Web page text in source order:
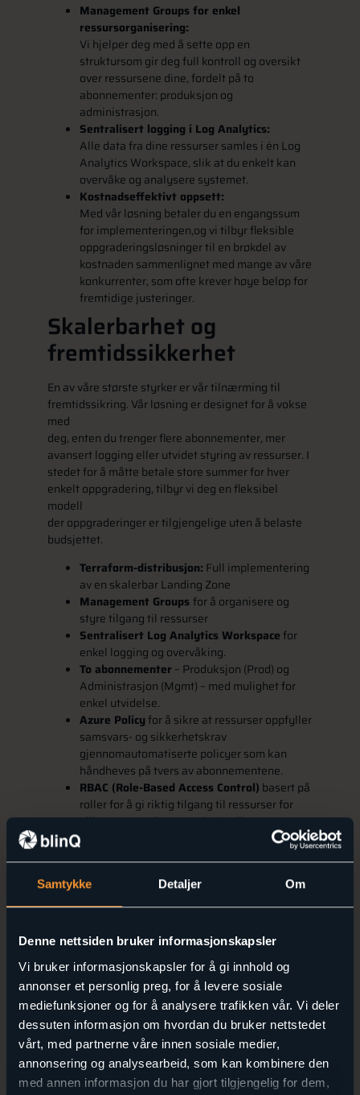
Samtykke Detaljer Om
Denne nettsiden bruker informasjonskapsler
Vi bruker informasjonskapsler for å gi innhold og
annonser et personlig preg, for å levere sosiale
mediefunksjoner og for å analysere trafikken vår. Vi deler
dessuten informasjon om hvordan du bruker nettstedet
vårt, med partnerne våre innen sosiale medier,
annonsering og analysearbeid, som kan kombinere den
med annen informasjon du har gjort tilgjengelig for dem,
Management Groups for enkel
ressursorganisering:
Vi hjelper deg med å sette opp en
struktursom gir deg full kontroll og oversikt
over ressursene dine, fordelt på to
abonnementer: produksjon og
administrasjon.
Sentralisert logging i Log Analytics:
Alle data fra dine ressurser samles i én Log
Analytics Workspace, slik at du enkelt kan
overvåke og analysere systemet.
Kostnadseffektivt oppsett:
Med vår løsning betaler du en engangssum
for implementeringen,og vi tilbyr fleksible
oppgraderingsløsninger til en brøkdel av
kostnaden sammenlignet med mange av våre
konkurrenter, som ofte krever høye beløp for
fremtidige justeringer.
Skalerbarhet og
fremtidssikkerhet
En av våre største styrker er vår tilnærming til
fremtidssikring. Vår løsning er designet for å vokse
med
deg, enten du trenger flere abonnementer, mer
avansert logging eller utvidet styring av ressurser. I
stedet for å måtte betale store summer for hver
enkelt oppgradering, tilbyr vi deg en fleksibel
modell
der oppgraderinger er tilgjengelige uten å belaste
budsjettet.
Terraform-distribusjon: Full implementering
av en skalerbar Landing Zone
Management Groupsfor å organisere og
styre tilgang til ressurser
Sentralisert Log Analytics Workspacefor
enkel logging og overvåking.
To abonnementer – Produksjon (Prod) og
Administrasjon (Mgmt) – med mulighet for
enkel utvidelse.
Azure Policyfor å sikre at ressurser oppfyller
samsvars- og sikkerhetskrav
gjennomautomatiserte policyer som kan
håndheves på tvers av abonnementene.
RBAC (Role-Based Access Control) basert på
roller for å gi riktig tilgang til ressurser for
ulike teammedlemmer. Dette sikrer en
strukturert tilnærming til administrasjon av
med sikkerhet og compliance i fokus, og vi
oppfyllersentrale NIS2-krav for
Azure Policy, sentralisert logging, RBAC og
Støtte for fremtidige utvidelser og
oppgraderinger, slik at du alltid er et skritt
foran uten åmåtte betale dyre
oppgraderingsgebyrer.
Hvordan vår løsning